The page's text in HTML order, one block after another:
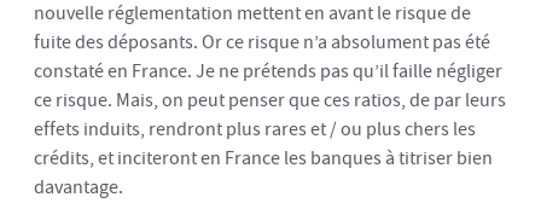
nouvelle réglementation mettent en avant le risque de
fuite des déposants. Or ce risque n’a absolument pas été
constaté en France. Je ne prétends pas qu’il faille négliger
ce risque. Mais, on peut penser que ces ratios, de par leurs
effets induits, rendront plus rares et / ou plus chers les
crédits, et inciteront en France les banques à titriser bien
davantage.